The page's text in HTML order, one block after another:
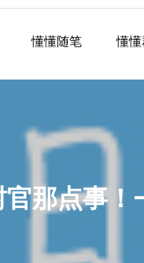
懂懂随笔 懂
那点事